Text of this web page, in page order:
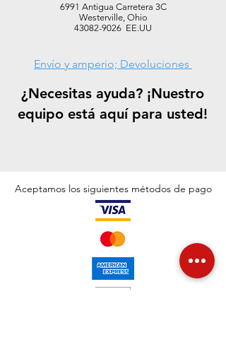
6991 Antigua Carretera 3C
Westerville, Ohio
43082-9026 EE.UU
¿Necesitas ayuda? ¡Nuestro
equipo está aquí para usted!
CONTÁCTENOS
Envío y amperio; Devoluciones
Aceptamos los siguientes métodos de pago